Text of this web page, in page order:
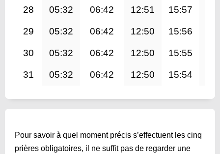
28 05:32 06:42 12:51 15:57
29 05:32 06:42 12:50 15:56
30 05:32 06:42 12:50 15:55
31 05:32 06:42 12:50 15:54
Pour savoir à quel moment précis s’effectuent les cinq
prières obligatoires, il ne suffit pas de regarder une